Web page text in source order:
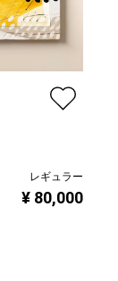
レギュラー
¥ 80,000